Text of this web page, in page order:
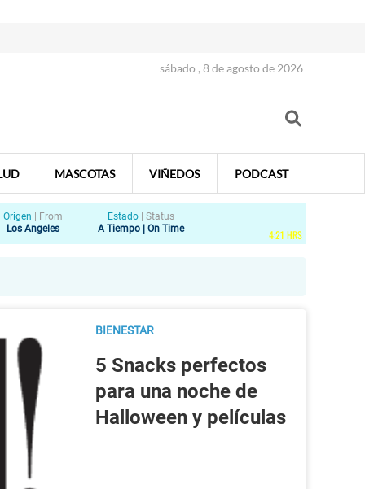
sábado , 8 de agosto de 2026
MASCOTAS VIÑEDOS PODCAST
Origen
From
Los Angeles
Estado
Status
A Tiempo | On Time
4:21 HRS
BIENESTAR
5 Snacks perfectos
para una noche de
Halloween y películas